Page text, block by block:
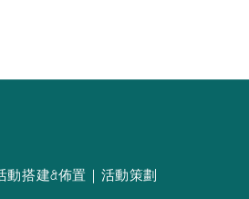
動搭建&佈置｜活動策劃